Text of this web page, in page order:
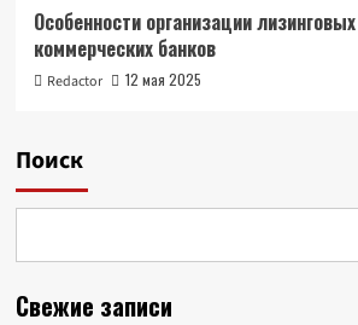
Особенности организации
коммерческих банков
Redactor 12 мая 2025
Поиск
Свежие записи